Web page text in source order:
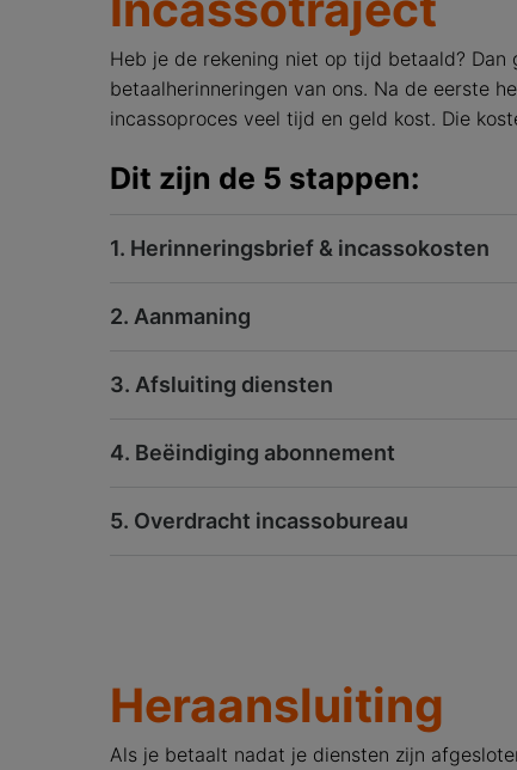
Heb je de rekening niet op tijd betaald?
betaalherinneringen van ons. Na de eerste
incassoproces veel tijd en geld kost. Die
Dit zijn de 5 stappen:
1. Herinneringsbrief & incassokosten
2. Aanmaning
3. Afsluiting diensten
4. Beëindiging abonnement
5. Overdracht incassobureau
Heraansluiting
Als je betaalt nadat je diensten zijn